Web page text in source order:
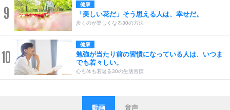
9 健康
「美しい花だ」そう思える人は、幸せだ。
歩くのが楽しくなる30の方法
10
健康
勉強が当たり前の習慣になっている人は、いつま
でも若々しい。
心も体も若返る30の生活習慣
動画 音声